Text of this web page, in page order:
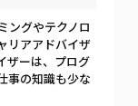
ングやテクノロ
リアアドバイザ
ザーは、プログ
事の知識も少な